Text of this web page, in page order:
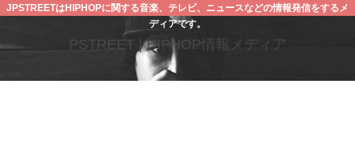
JPSTREETはHIPHOPに関する音楽、テレビ、ニュースなどの情報発信をするメ
ディアです。
PSTREET | HIPHOP情報メディア